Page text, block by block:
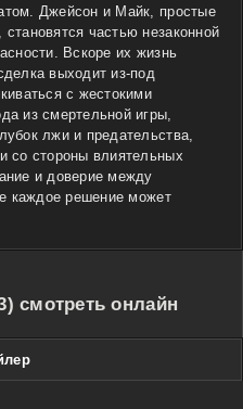
Джейсон и Майк, простые
частью незаконной
Вскоре их жизнь
выходит из-под
с жестокими
из смертельной игры,
лжи и предательства,
со стороны влиятельных
и доверие между
каждое решение может
смотреть онлайн